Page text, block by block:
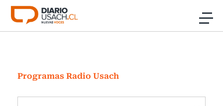
Click acá para ir directamente al contenido
Investigación
Cultura
Programas Radio Usach